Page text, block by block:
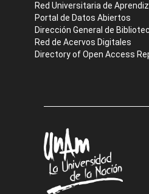
Red Universitaria de
Portal de Datos Abiertos
Dirección General de
Red de Acervos Digitales
Directory of Open Access